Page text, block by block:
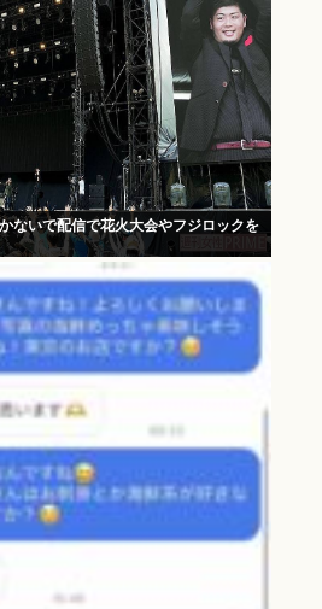
ないで配信で花火大会やフジロックを